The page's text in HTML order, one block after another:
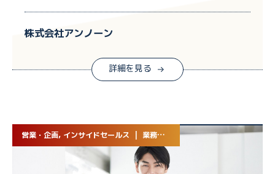
株式会社アンノーン
詳細を見る
営業・企画, インサイドセールス | 業務委託